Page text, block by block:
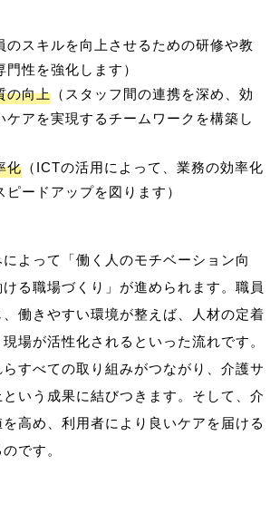
のスキルを向上させるための研修や教
性を強化します）
の向上 （スタッフ間の連携を深め、効
ケアを実現するチームワークを構築し
化 （ICTの活用によって、業務の効率化
ードアップを図ります）
よって「働く人のモチベーション向
ける職場づくり」が進められます。職員
働きやすい環境が整えば、人材の定着
場が活性化されるといった流れです。
すべての取り組みがつながり、介護サ
いう成果に結びつきます。そして、介
高め、利用者により良いケアを届ける